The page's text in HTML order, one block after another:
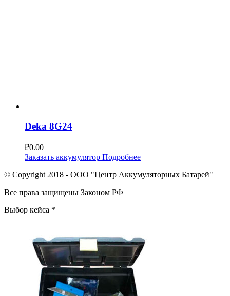
Deka 8G24
₽0.00
Заказать аккумулятор Подробнее
© Copyright 2018 - ООО "Центр Аккумуляторных Батарей"
Все права защищены Законом РФ |
Выбор кейса *